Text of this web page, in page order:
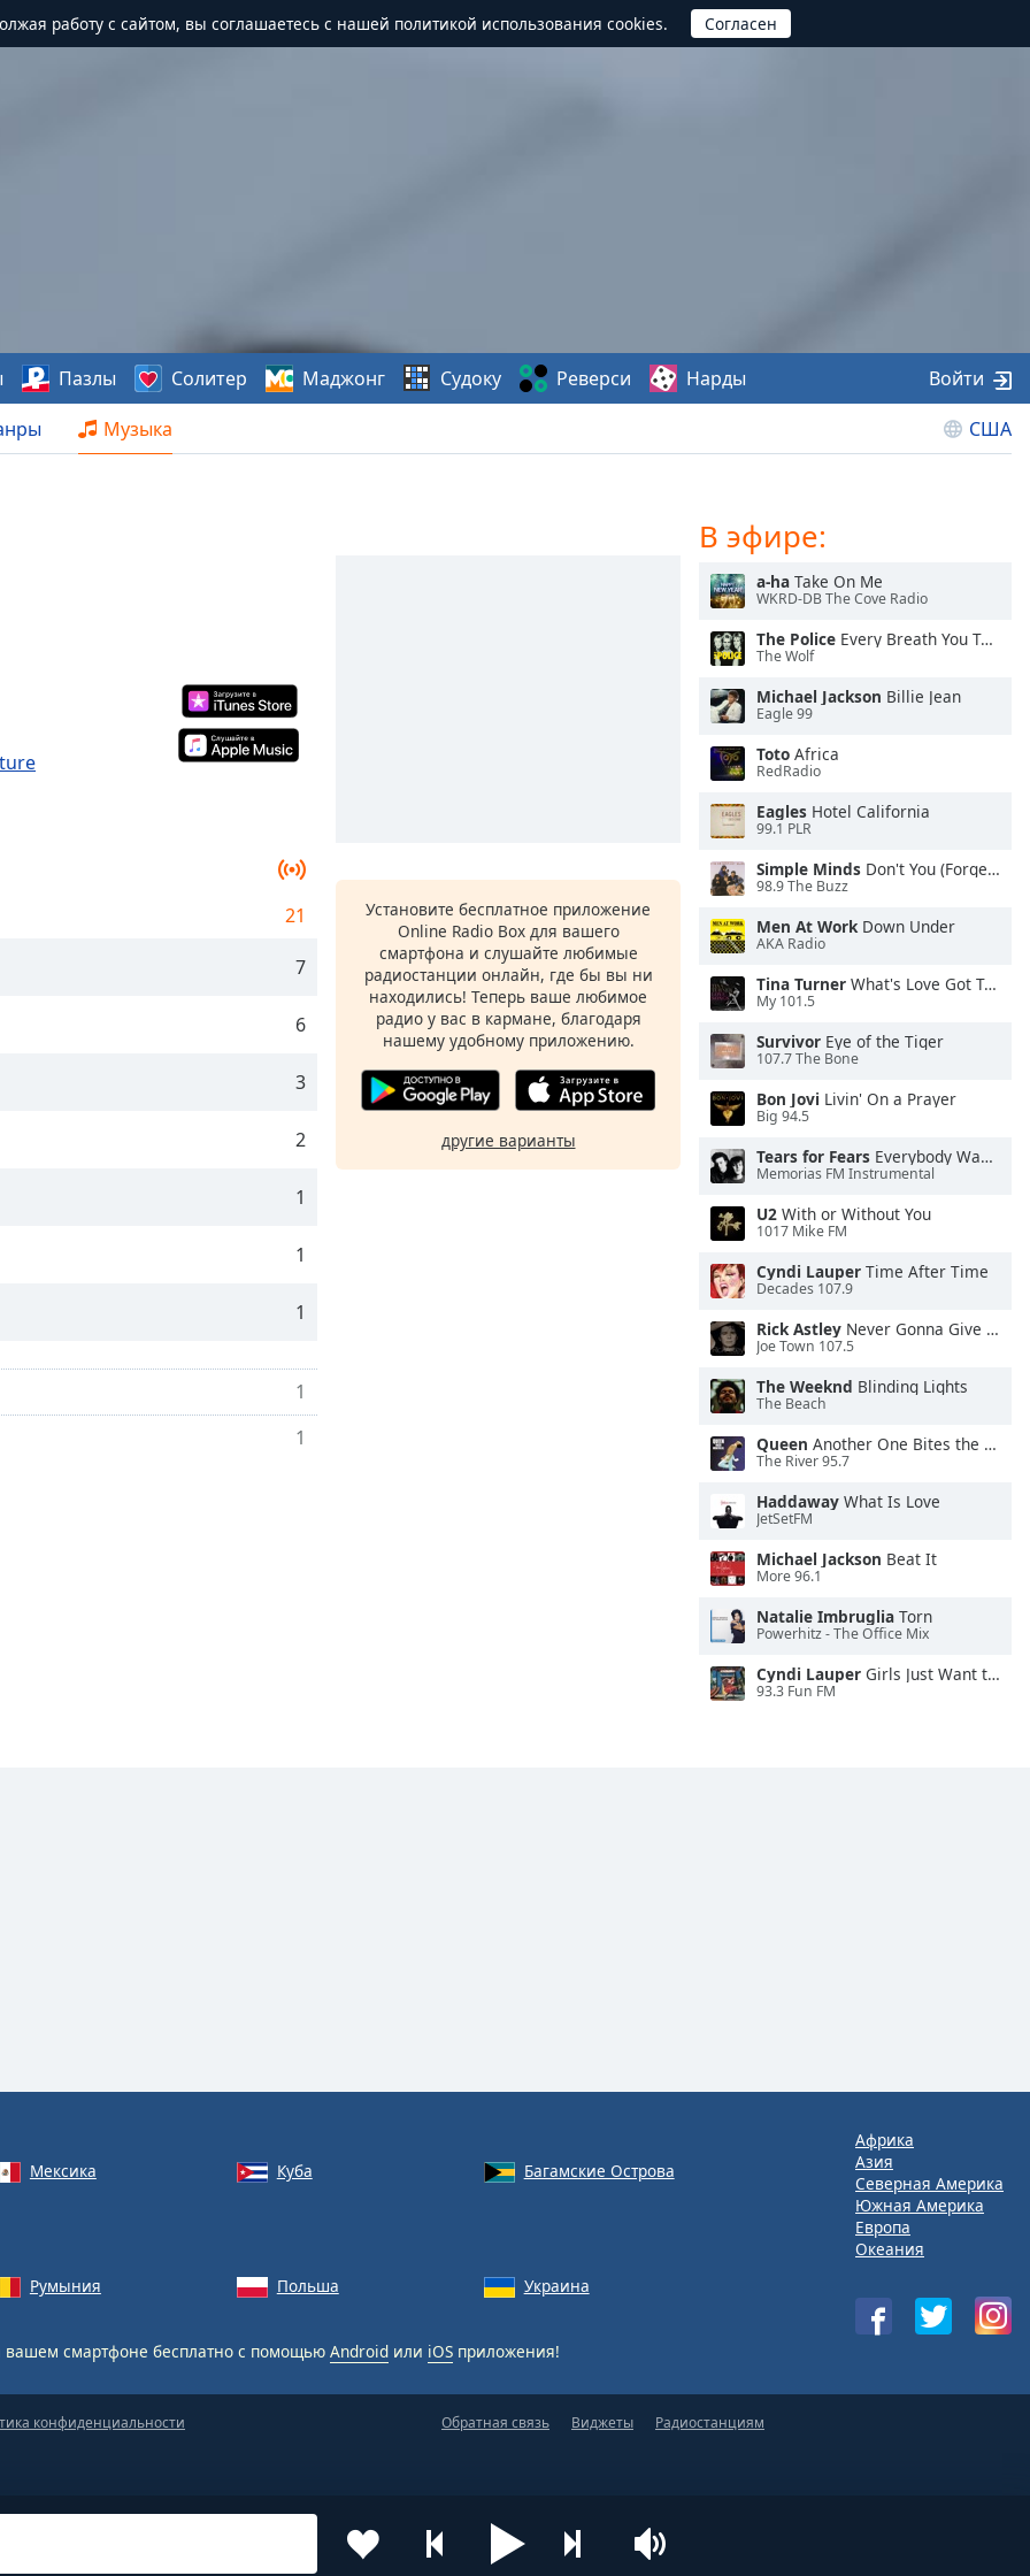
работу с сайтом, вы соглашаетесь с нашей политикой использования cookies.
Музыка США
Пазлы Солитер Маджонг Судоку Реверси Нарды Войти
21
7
6
3
2
1
1
1
1
1
Установите бесплатное приложение
Online Radio Box для вашего
смартфона и слушайте любимые
радиостанции онлайн, где бы вы ни
находились! Теперь ваше любимое
радио у вас в кармане, благодаря
нашему удобному приложению.
другие варианты
В эфире:
a-ha Take On Me
WKRD-DB The Cove Radio
The Police Every Breath You Take
The Wolf
Michael Jackson Billie Jean
Eagle 99
Toto Africa
RedRadio
Eagles Hotel California
99.1 PLR
Simple Minds Don't You (Forget About Me)
98.9 The Buzz
Men At WorkDown Under
AKA Radio
Tina Turner What's Love Got To Do With It
My 101.5
Survivor Eye of the Tiger
107.7 The Bone
Bon Jovi Livin' On a Prayer
Big 94.5
Tears for Fears Everybody Wants To Rule the World
Memorias FM Instrumental
U2 With or Without You
1017 Mike FM
Cyndi Lauper Time After Time
Decades 107.9
Rick Astley Never Gonna Give You Up
Joe Town 107.5
The Weeknd Blinding Lights
The Beach
Queen Another One Bites the Dust
The River 95.7
Haddaway What Is Love
JetSetFM
Michael Jackson Beat It
More 96.1
Natalie Imbruglia Torn
Powerhitz - The Office Mix
Cyndi Lauper Girls Just Want to Have Fun
93.3 Fun FM
Мексика Куба
Багамские Острова
Румыния Польша Украина
вашем смартфоне бесплатно с помощью Android или iOS приложения!
Африка
Азия
Северная Америка
Южная Америка
Европа
Океания
конфиденциальности Обратная связь Виджеты Радиостанциям